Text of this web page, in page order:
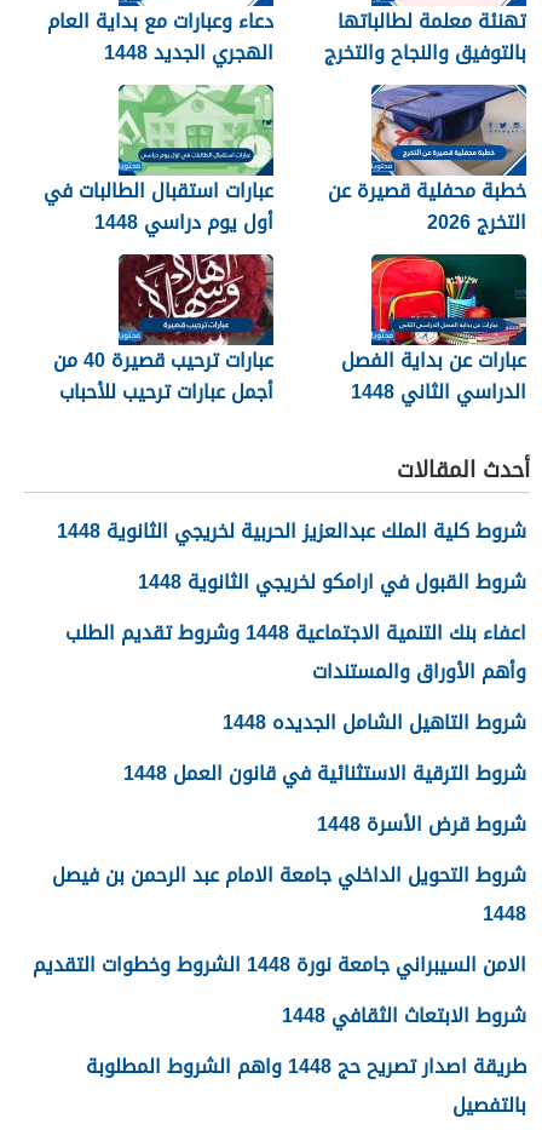
تهنئة معلمة لطالباتها
بالتوفيق والنجاح والتخرج
2026
دعاء وعبارات مع بداية العام
الهجري الجديد 1448
خطبة محفلية قصيرة عن
التخرج 2026
عبارات استقبال الطالبات في
أول يوم دراسي 1448
عبارات عن بداية الفصل
الدراسي الثاني 1448
عبارات ترحيب قصيرة 40 من
أجمل عبارات ترحيب للأحباب
أحدث المقالات
شروط كلية الملك عبدالعزيز الحربية لخريجي الثانوية 1448
شروط القبول في ارامكو لخريجي الثانوية 1448
اعفاء بنك التنمية الاجتماعية 1448 وشروط تقديم الطلب
وأهم الأوراق والمستندات
شروط التاهيل الشامل الجديده 1448
شروط الترقية الاستثنائية في قانون العمل 1448
شروط قرض الأسرة 1448
شروط التحويل الداخلي جامعة الامام عبد الرحمن بن فيصل
1448
الامن السيبراني جامعة نورة 1448 الشروط وخطوات التقديم
شروط الابتعاث الثقافي 1448
طريقة اصدار تصريح حج 1448 واهم الشروط المطلوبة
بالتفصيل